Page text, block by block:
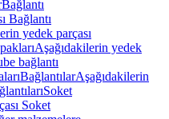
Bağlantı
Bağlantı
yedek parçası
Aşağıdakilerin yedek
bağlantı
BağlantılarAşağıdakilerin
Soket
Soket